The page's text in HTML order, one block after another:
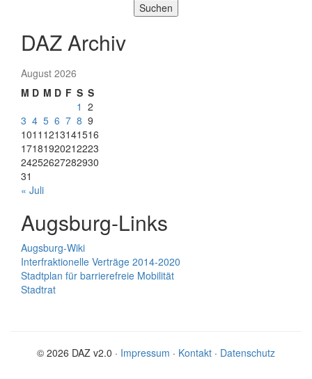
Suchen
DAZ Archiv
August 2026
M D M D F S S
1 2
3 4 5 6 7 8 9
1011 1213141516
17181920212223
24252627282930
31
« Juli
Augsburg-Links
Augsburg-Wiki
Interfraktionelle Verträge 2014-2020
Stadtplan für barrierefreie Mobilität
Stadtrat
© 2026 DAZ v2.0 · Impressum · Kontakt · Datenschutz